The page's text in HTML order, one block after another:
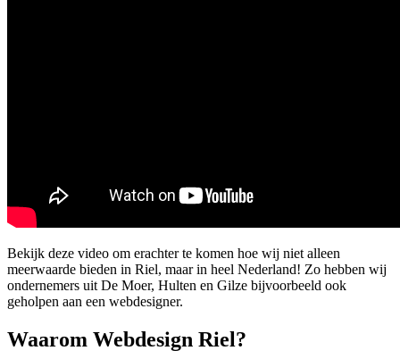
Bekijk deze video om erachter te komen hoe wij niet alleen
meerwaarde bieden in Riel, maar in heel Nederland! Zo hebben wij
ondernemers uit De Moer, Hulten en Gilze bijvoorbeeld ook
geholpen aan een webdesigner.
Waarom Webdesign Riel?